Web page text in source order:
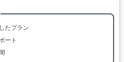
たプラン
ート